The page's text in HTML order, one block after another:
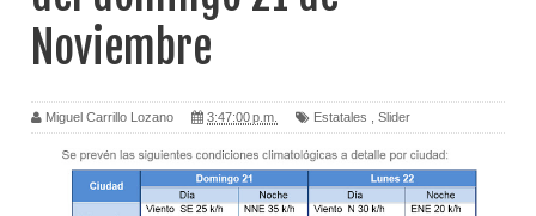
Noviembre
Miguel Carrillo Lozano 3:47:00 p.m. Estatales Slider